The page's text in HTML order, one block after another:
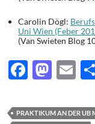
Carolin Dögl:
Uni Wien (Feber
(Van Swieten Blog
F
e
M
to
E
ail
PRAKTIKUM AN DER UB